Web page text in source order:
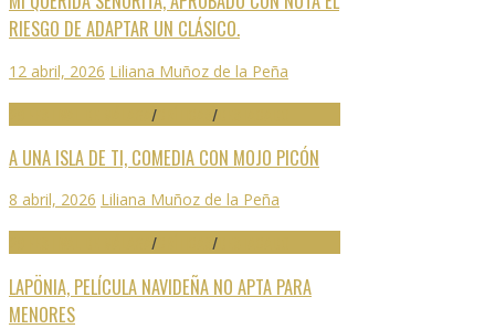
RIESGO DE ADAPTAR UN CLÁSICO.
12 abril, 2026 Liliana Muñoz de la Peña
/ /
A UNA ISLA DE TI, COMEDIA CON MOJO PICÓN
8 abril, 2026 Liliana Muñoz de la Peña
/ /
LAPÖNIA, PELÍCULA NAVIDEÑA NO APTA PARA
MENORES